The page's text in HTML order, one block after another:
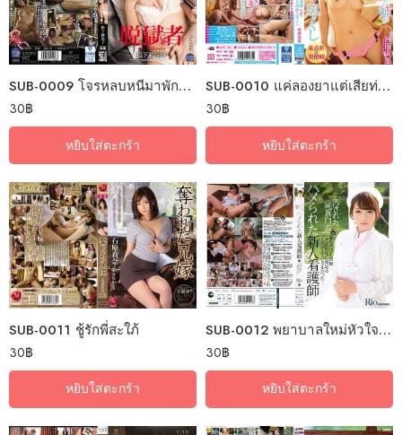
SUB-0009 โจรหลบหนีมาพักที่หมีเธอ
30฿
หยิบใส่ตะกร้า
SUB-0010 แค่ลองยาแต่เสียท่าซะเอง
30฿
หยิบใส่ตะกร้า
SUB-0011 ชู้รักพี่สะใภ้
30฿
หยิบใส่ตะกร้า
SUB-0012 พยาบาลใหม่หัวใจสยิว
30฿
หยิบใส่ตะกร้า